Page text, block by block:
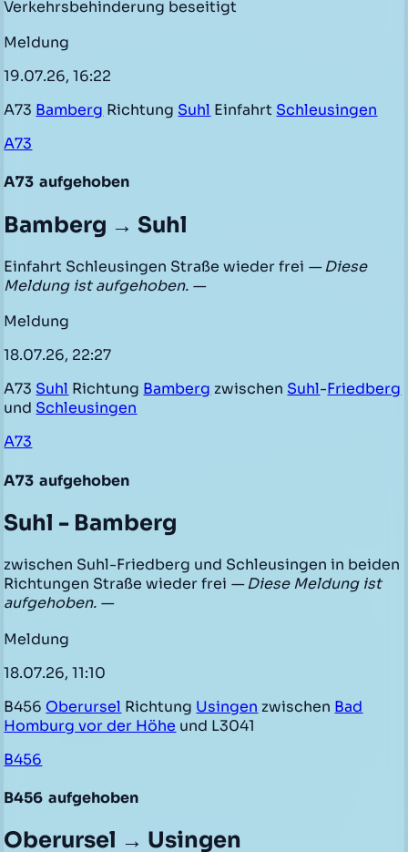
Verkehrsbehinderung beseitigt
Meldung
19.07.26, 16:22
A73 Bamberg Richtung Suhl Einfahrt Schleusingen
A73
A73 aufgehoben
Bamberg → Suhl
Einfahrt Schleusingen Straße wieder frei — Diese
Meldung ist aufgehoben. —
Meldung
18.07.26, 22:27
A73 Suhl Richtung Bamberg zwischen Suhl-Friedberg
und Schleusingen
A73
A73 aufgehoben
Suhl - Bamberg
zwischen Suhl-Friedberg und Schleusingen in beiden
Richtungen Straße wieder frei — Diese Meldung ist
aufgehoben. —
Meldung
18.07.26, 11:10
B456 Oberursel Richtung Usingen zwischen Bad
Homburg vor der Höhe und L3041
B456
B456 aufgehoben
Oberursel → Usingen